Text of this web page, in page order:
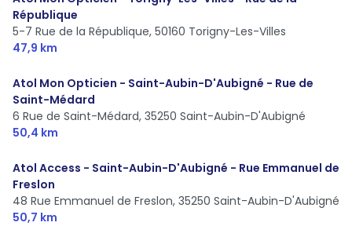
République
5-7 Rue de la République, 50160 Torigny-Les-Villes
47,9 km
Atol Mon Opticien - Saint-Aubin-D'Aubigné - Rue de
Saint-Médard
6 Rue de Saint-Médard, 35250 Saint-Aubin-D'Aubigné
50,4 km
Atol Access - Saint-Aubin-D'Aubigné - Rue Emmanuel de
Freslon
48 Rue Emmanuel de Freslon, 35250 Saint-Aubin-D'Aubigné
50,7 km